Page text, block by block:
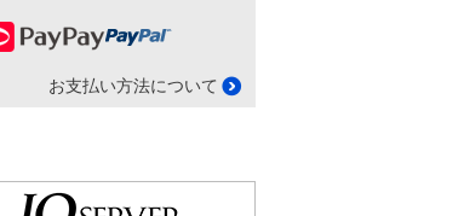
お支払い方法について